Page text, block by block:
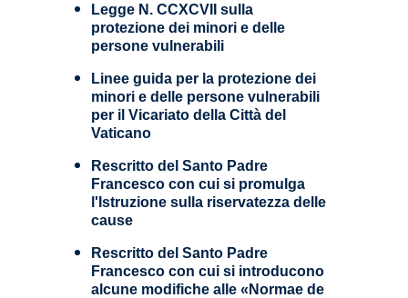
Legge N. CCXCVII sulla
protezione dei minori e delle
persone vulnerabili
Linee guida per la protezione dei
minori e delle persone vulnerabili
per il Vicariato della Città del
Vaticano
Rescritto del Santo Padre
Francesco con cui si promulga
l'Istruzione sulla riservatezza delle
cause
Rescritto del Santo Padre
Francesco con cui si introducono
alcune modifiche alle «Normae de